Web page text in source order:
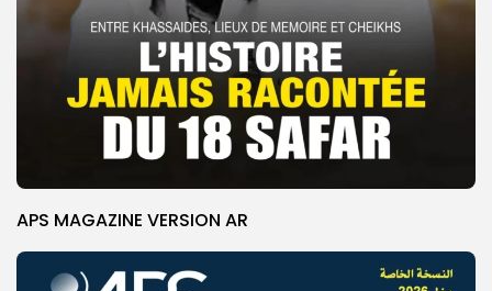
APS MAGAZINE VERSION AR